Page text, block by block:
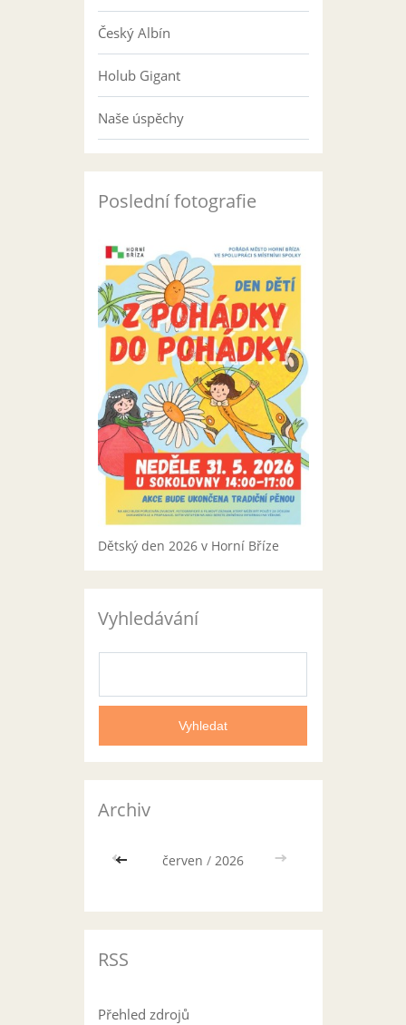
Český Albín
Holub Gigant
Naše úspěchy
Poslední fotografie
Dětský den 2026 v Horní Bříze
Vyhledávání
Archiv
<< červen / 2026 >>
RSS
Přehled zdrojů